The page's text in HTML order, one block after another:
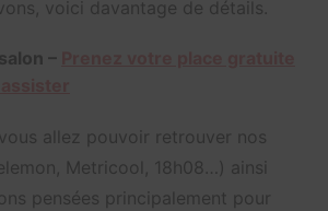
voici davantage de détails.
–
allez pouvoir retrouver nos
Metricool, 18h08…) ainsi
pensées principalement pour